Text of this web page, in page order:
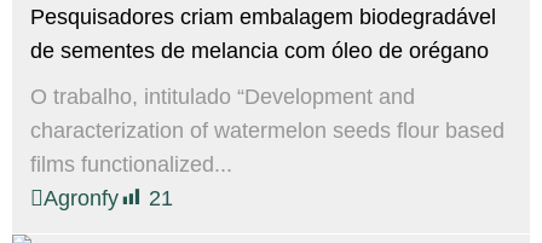
Pesquisadores criam embalagem biodegradável
de sementes de melancia com óleo de orégano
O trabalho, intitulado “Development and
characterization of watermelon seeds flour based
films functionalized...
Agronfy
21